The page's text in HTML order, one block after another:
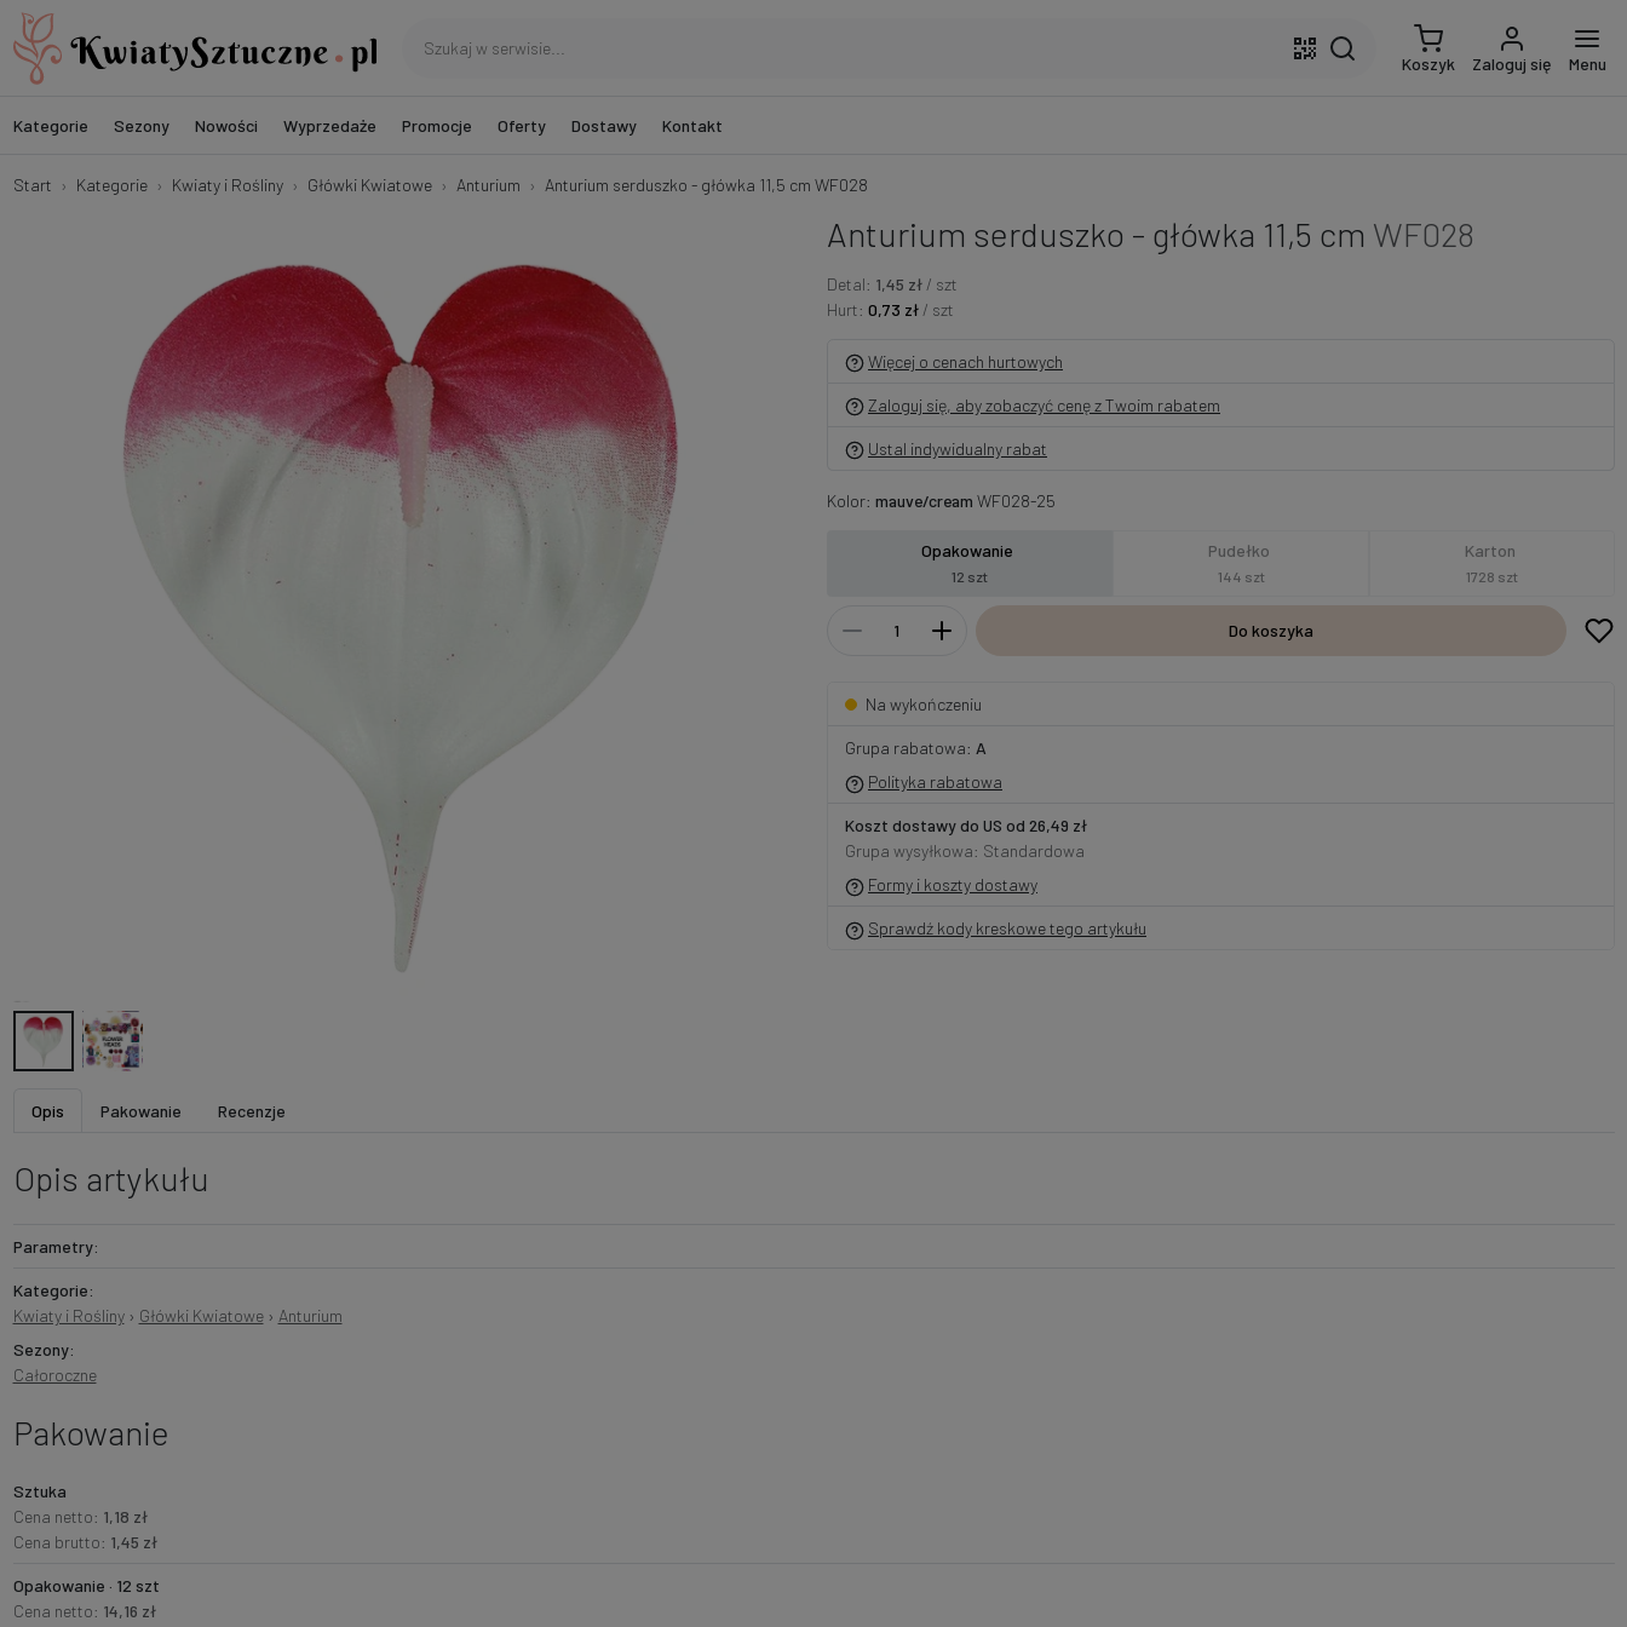
Koszyk Zaloguj się Menu
Kategorie Sezony Nowości Wyprzedaże Promocje Oferty Dostawy Kontakt
Start Kategorie Kwiaty i Rośliny Główki Kwiatowe Anturium Anturium serduszko - główka 11,5 cm WF028
Anturium serduszko - główka 11,5 cm WF028
Detal: 1,45 zł / szt
Hurt: 0,73 zł / szt
Więcej o cenach hurtowych
Zaloguj się, aby zobaczyć cenę z Twoim rabatem
Ustal indywidualny rabat
Kolor: mauve/cream WF028-25
Opakowanie
12 szt
Pudełko
144 szt
Karton
1728 szt
Do koszyka
Na wykończeniu
Grupa rabatowa: A
Polityka rabatowa
Koszt dostawy do US od 26,49 zł
Grupa wysyłkowa: Standardowa
Formy i koszty dostawy
Sprawdź kody kreskowe tego artykułu
Opis Pakowanie Recenzje
Opis artykułu
Parametry:
Kategorie:
Kwiaty i Rośliny› Główki Kwiatowe› Anturium
Sezony:
Całoroczne
Pakowanie
Sztuka
Cena netto: 1,18 zł
Cena brutto: 1,45 zł
Opakowanie · 12 szt
Cena netto: 14,16 zł